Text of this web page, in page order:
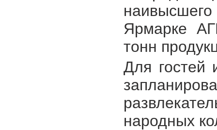
Ярмарке
тонн
Для гостей
народных